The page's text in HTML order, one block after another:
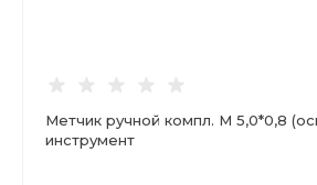
Метчик ручной компл. М 5,0*0,8
инструмент